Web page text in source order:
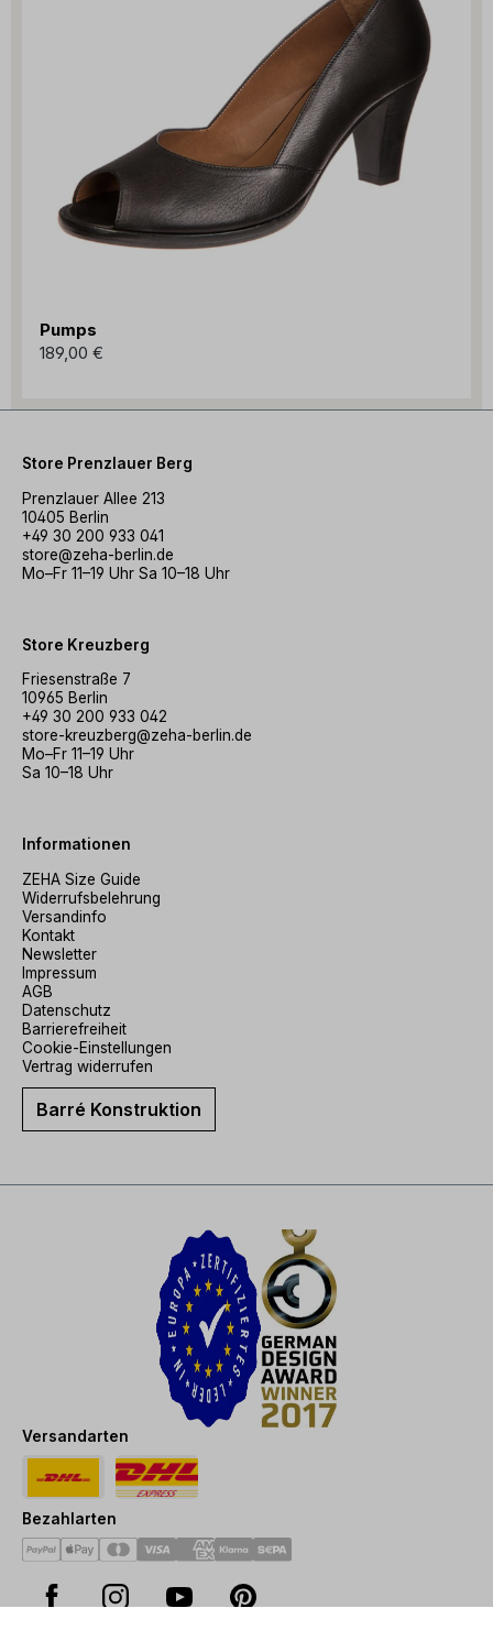
Pumps
189,00 €
Store Prenzlauer Berg
Prenzlauer Allee 213
10405 Berlin
+49 30 200 933 041
store@zeha-berlin.de
Mo–Fr 11–19 Uhr Sa 10–18 Uhr
Store Kreuzberg
Friesenstraße 7
10965 Berlin
+49 30 200 933 042
store-kreuzberg@zeha-berlin.de
Mo–Fr 11–19 Uhr
Sa 10–18 Uhr
Informationen
ZEHA Size Guide
Widerrufsbelehrung
Versandinfo
Kontakt
Newsletter
Impressum
AGB
Datenschutz
Barrierefreiheit
Cookie-Einstellungen
Vertrag widerrufen
Barré Konstruktion
Versandarten
Bezahlarten